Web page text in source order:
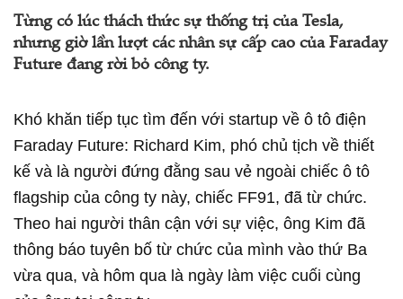
Từng có lúc thách thức sự thống trị của Tesla,
nhưng giờ lần lượt các nhân sự cấp cao của Faraday
Future đang rời bỏ công ty.
Khó khăn tiếp tục tìm đến với startup về ô tô điện
Faraday Future: Richard Kim, phó chủ tịch về thiết
kế và là người đứng đằng sau vẻ ngoài chiếc ô tô
flagship của công ty này, chiếc FF91, đã từ chức.
Theo hai người thân cận với sự việc, ông Kim đã
thông báo tuyên bố từ chức của mình vào thứ Ba
vừa qua, và hôm qua là ngày làm việc cuối cùng